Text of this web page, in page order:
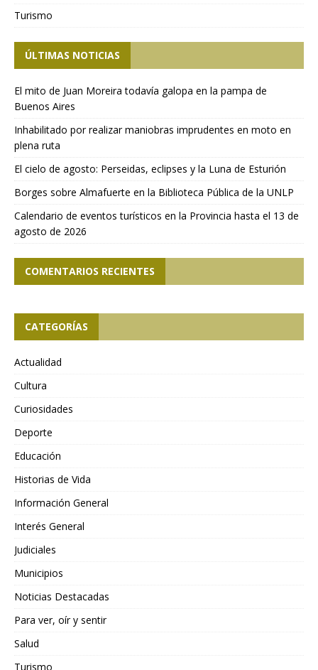
Turismo
ÚLTIMAS NOTICIAS
El mito de Juan Moreira todavía galopa en la pampa de
Buenos Aires
Inhabilitado por realizar maniobras imprudentes en moto en
plena ruta
El cielo de agosto: Perseidas, eclipses y la Luna de Esturión
Borges sobre Almafuerte en la Biblioteca Pública de la UNLP
Calendario de eventos turísticos en la Provincia hasta el 13 de
agosto de 2026
COMENTARIOS RECIENTES
CATEGORÍAS
Actualidad
Cultura
Curiosidades
Deporte
Educación
Historias de Vida
Información General
Interés General
Judiciales
Municipios
Noticias Destacadas
Para ver, oír y sentir
Salud
Turismo